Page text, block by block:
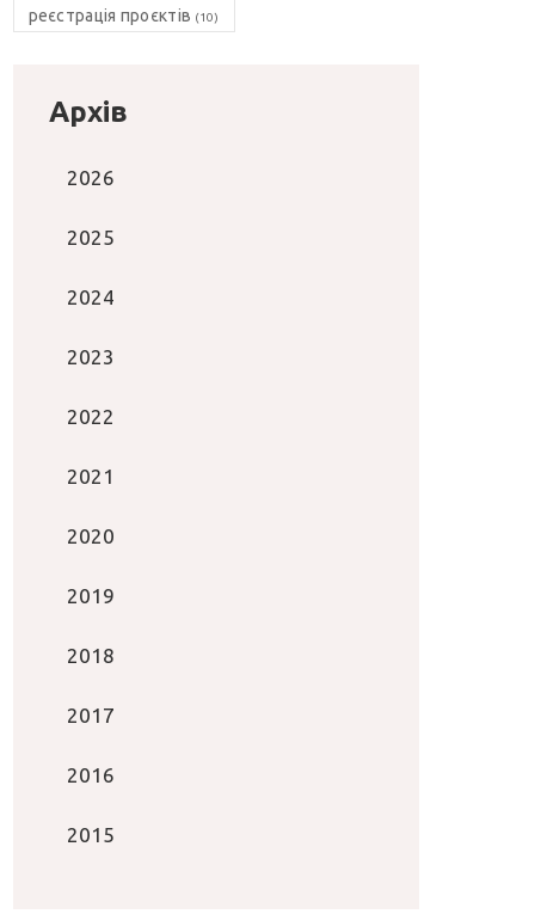
реєстрація проєктів (10)
Архів
2026
2025
2024
2023
2022
2021
2020
2019
2018
2017
2016
2015